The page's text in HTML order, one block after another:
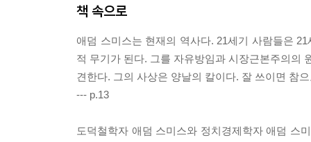
책 속으로
애덤 스미스는 현재의 역사다. 21세기 사람들은
적 무기가 된다. 그를 자유방임과 시장근본주의의
견한다. 그의 사상은 양날의 칼이다. 잘 쓰이면 참
--- p.13
도덕철학자 애덤 스미스와 정치경제학자 애덤 스